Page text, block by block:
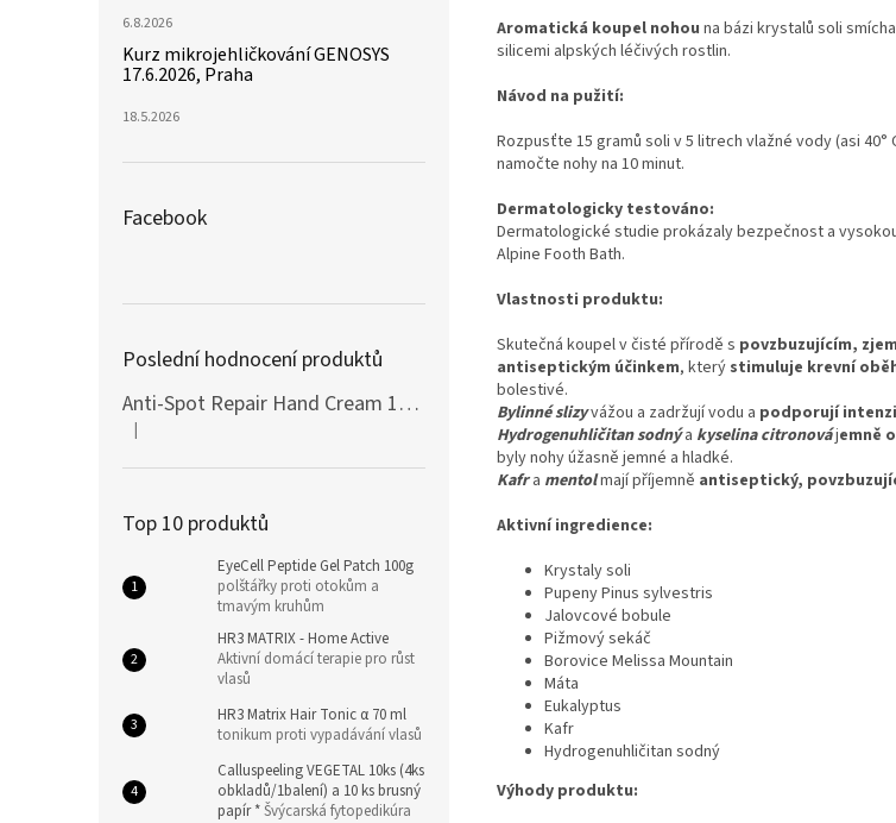
6.8.2026
Kurz mikrojehličkování GENOSYS
17.6.2026, Praha
18.5.2026
Facebook
Poslední hodnocení produktů
Anti-Spot Repair Hand Cream 100ml Botanic SPA
Hodnocení produktu je 5 z 5 hvězdiček.
|
Top 10 produktů
EyeCell Peptide Gel Patch 100g
polštářky proti otokům a
tmavým kruhům
HR3 MATRIX - Home Active
Aktivní domácí terapie pro růst
vlasů
HR3 Matrix Hair Tonic α 70 ml
tonikum proti vypadávání vlasů
Calluspeeling VEGETAL 10ks (4ks
obkladů/1balení) a 10 ks brusný
papír *Švýcarská fytopedikúra
Aromatická koupel nohou na bázi krystalů soli
silicemi alpských léčivých rostlin.
Návod na pužití:
Rozpusťte 15 gramů soli v 5 litrech vlažné vody(asi 40°
namočte nohy na 10 minut.
Dermatologicky testováno:
Dermatologické studie prokázaly bezpečnost a
Alpine Footh Bath.
Vlastnosti produktu:
Skutečná koupel v čisté přírodě s povzbuzujícím,
antiseptickým účinkem, který stimuluje krevní
bolestivé.
Bylinné slizyvážou a zadržují vodu a podporují
Hydrogenuhličitan sodnýa kyselina citronovájemně
byly nohy úžasně jemné a hladké.
Kafr a mentolmají příjemně antiseptický,
Aktivní ingredience:
Krystaly soli
Pupeny Pinus sylvestris
Jalovcové bobule
Pižmový sekáč
Borovice Melissa Mountain
Máta
Eukalyptus
Kafr
Hydrogenuhličitan sodný
Výhody produktu: